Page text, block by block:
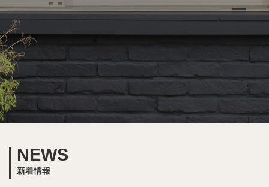
NEWS
新着情報